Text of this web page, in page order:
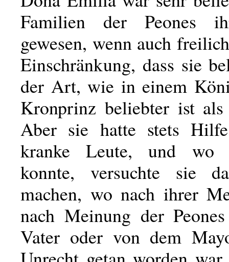
Familien der Peones
gewesen, wenn auch
Einschränkung, dass sie
der Art, wie in einem
Kronprinz beliebter ist
Aber sie hatte stets
kranke Leute, und wo
konnte, versuchte sie
machen, wo nach ihrer
nach Meinung der
Vater oder von dem